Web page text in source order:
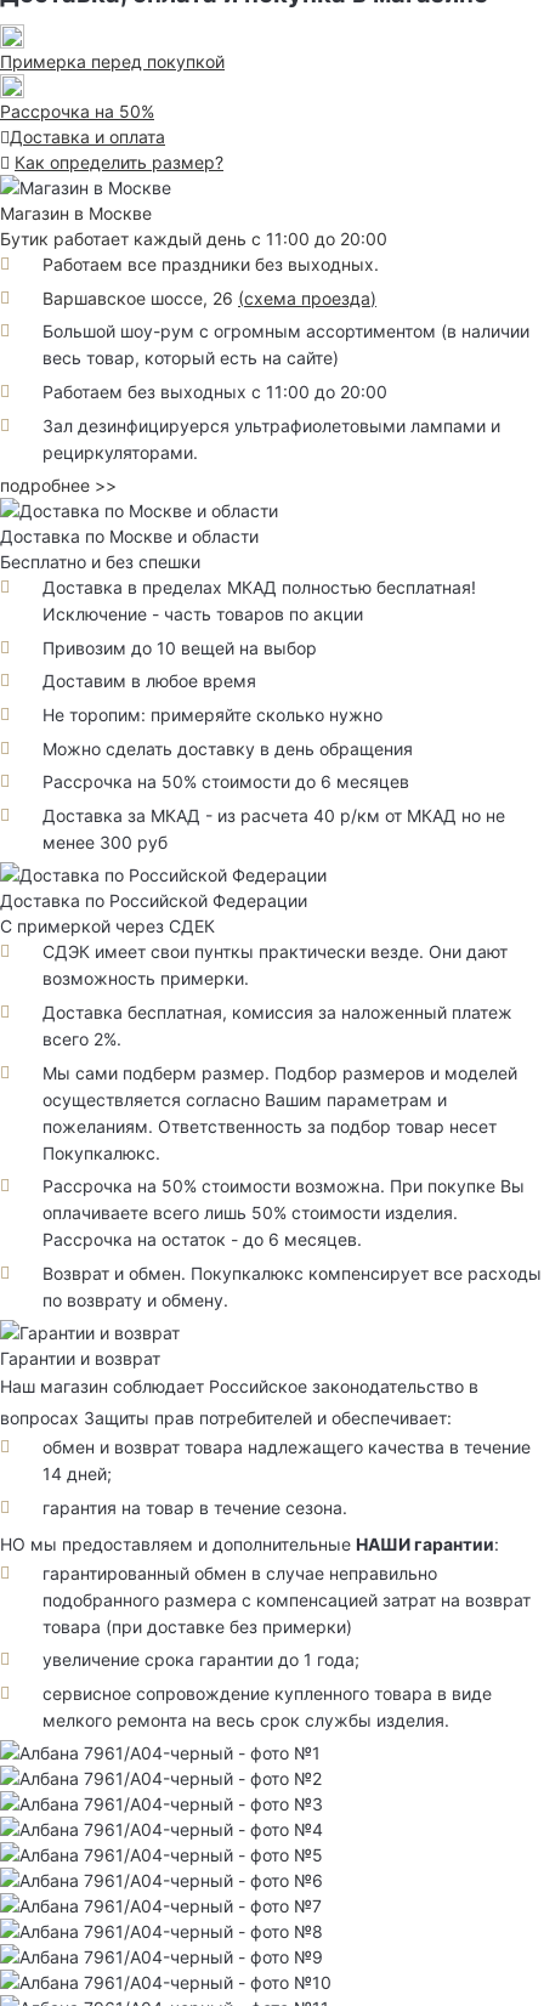
Примерка перед покупкой
Рассрочка на 50%
Доставка и оплата
Как определить размер?
Магазин в Москве
Бутик работает каждый день с 11:00 до 20:00
Работаем все праздники без выходных.
Варшавское шоссе, 26 (схема проезда)
Большой шоу-рум с огромным ассортиментом (в наличии
весь товар, который есть на сайте)
Работаем без выходных с 11:00 до 20:00
Зал дезинфицируерся ультрафиолетовыми лампами и
рециркуляторами.
подробнее >>
Доставка по Москве и области
Бесплатно и без спешки
Доставка в пределах МКАД полностью бесплатная!
Исключение - часть товаров по акции
Привозим до 10 вещей на выбор
Доставим в любое время
Не торопим: примеряйте сколько нужно
Можно сделать доставку в день обращения
Рассрочка на 50% стоимости до 6 месяцев
Доставка за МКАД - из расчета 40 р/км от МКАД но не
менее 300 руб
Доставка по Российской Федерации
С примеркой через СДЕК
СДЭК имеет свои пунткы практически везде. Они дают
возможность примерки.
Доставка бесплатная, комиссия за наложенный платеж
всего 2%.
Мы сами подберм размер. Подбор размеров и моделей
осуществляется согласно Вашим параметрам и
пожеланиям. Ответственность за подбор товар несет
Покупкалюкс.
Рассрочка на 50% стоимости возможна. При покупке Вы
оплачиваете всего лишь 50% стоимости изделия.
Рассрочка на остаток - до 6 месяцев.
Возврат и обмен. Покупкалюкс компенсирует все расходы
по возврату и обмену.
Гарантии и возврат
Наш магазин соблюдает Российское законодательство в
вопросах Защиты прав потребителей и обеспечивает:
обмен и возврат товара надлежащего качества в течение
14 дней;
гарантия на товар в течение сезона.
НО мы предоставляем и дополнительные НАШИ гарантии:
гарантированный обмен в случае неправильно
подобранного размера с компенсацией затрат на возврат
товара (при доставке без примерки)
увеличение срока гарантии до 1 года;
сервисное сопровождение купленного товара в виде
мелкого ремонта на весь срок службы изделия.